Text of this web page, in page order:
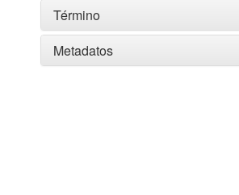
Término
Metadatos